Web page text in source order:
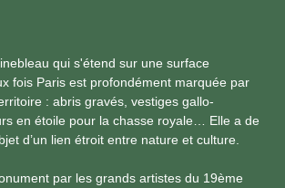
qui s'étend sur une surface
fois Paris est profondément marquée par
: abris gravés, vestiges gallo-
en étoile pour la chasse royale… Elle a de
d’un lien étroit entre nature et culture.
par les grands artistes du 19ème